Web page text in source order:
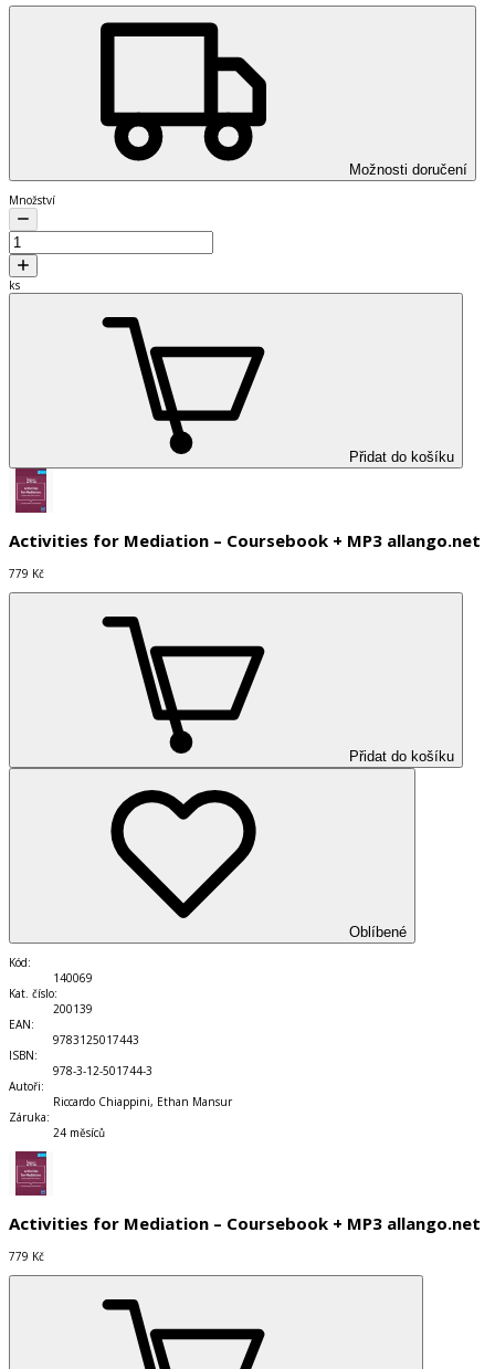
Možnosti doručení
Množství
ks
Přidat do košíku
Activities for Mediation – Coursebook + MP3 allango.net
779 Kč
Přidat do košíku
Oblíbené
Kód:
140069
Kat. číslo:
200139
EAN:
9783125017443
ISBN:
978-3-12-501744-3
Autoři:
Riccardo Chiappini, Ethan Mansur
Záruka:
24 měsíců
Activities for Mediation – Coursebook + MP3 allango.net
779 Kč